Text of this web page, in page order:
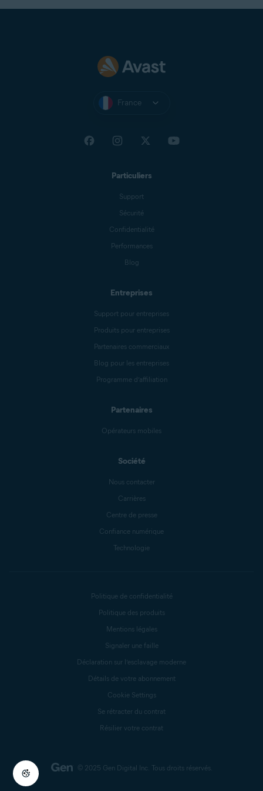
France
Particuliers
Support
Sécurité
Confidentialité
Performances
Blog
Entreprises
Support pour entreprises
Produits pour entreprises
Partenaires commerciaux
Blog pour les entreprises
Programme d’affiliation
Partenaires
Opérateurs mobiles
Société
Nous contacter
Carrières
Centre de presse
Confiance numérique
Technologie
© 2025 Gen Digital Inc. Tous droits réservés.
Politique de confidentialité
Politique des produits
Mentions légales
Signaler une faille
Déclaration sur l’esclavage moderne
Détails de votre abonnement
Cookie Settings
Se rétracter du contrat
Résilier votre contrat